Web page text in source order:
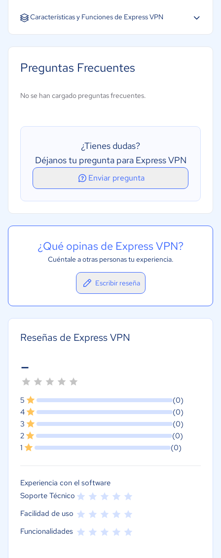
Español
Características y Funciones de Express VPN
Navegación anónima
Preguntas Frecuentes
No se han cargado preguntas frecuentes.
¿Tienes dudas?
Déjanos tu pregunta para Express VPN
Enviar pregunta
¿Qué opinas de Express VPN?
Cuéntale a otras personas tu experiencia.
Escribir reseña
Reseñas de Express VPN
-
5
(0)
4
(0)
3
(0)
2
(0)
1
(0)
Experiencia con el software
Soporte Técnico
Facilidad de uso
Funcionalidades